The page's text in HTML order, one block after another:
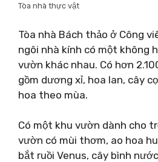
Tòa nhà thực vật
Tòa nhà Bách thảo ở Công
ngôi nhà kính có một không
vườn khác nhau. Có hơn
gồm dương xỉ, hoa lan, cây
hoa theo mùa.
Có một khu vườn dành cho
vườn có mùi thơm, ao hoa
bắt ruồi Venus, cây bình